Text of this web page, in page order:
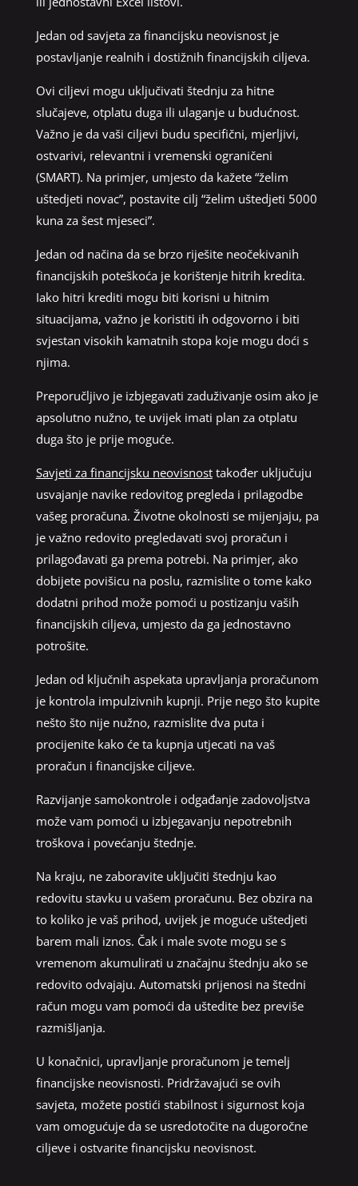
Jedan od savjeta za financijsku neovisnost je
postavljanje realnih i dostižnih financijskih ciljeva.
Ovi ciljevi mogu uključivati ​​štednju za hitne
slučajeve, otplatu duga ili ulaganje u budućnost.
Važno je da vaši ciljevi budu specifični, mjerljivi,
ostvarivi, relevantni i vremenski ograničeni
(SMART). Na primjer, umjesto da kažete “želim
uštedjeti novac”, postavite cilj “želim uštedjeti 5000
kuna za šest mjeseci”.
Jedan od načina da se brzo riješite neočekivanih
financijskih poteškoća je korištenje hitrih kredita.
Iako hitri krediti mogu biti korisni u hitnim
situacijama, važno je koristiti ih odgovorno i biti
svjestan visokih kamatnih stopa koje mogu doći s
njima.
Preporučljivo je izbjegavati zaduživanje osim ako je
apsolutno nužno, te uvijek imati plan za otplatu
duga što je prije moguće.
Savjeti za financijsku neovisnosttakođer uključuju
usvajanje navike redovitog pregleda i prilagodbe
vašeg proračuna. Životne okolnosti se mijenjaju, pa
je važno redovito pregledavati svoj proračun i
prilagođavati ga prema potrebi. Na primjer, ako
dobijete povišicu na poslu, razmislite o tome kako
dodatni prihod može pomoći u postizanju vaših
financijskih ciljeva, umjesto da ga jednostavno
potrošite.
Jedan od ključnih aspekata upravljanja proračunom
je kontrola impulzivnih kupnji. Prije nego što kupite
nešto što nije nužno, razmislite dva puta i
procijenite kako će ta kupnja utjecati na vaš
proračun i financijske ciljeve.
Razvijanje samokontrole i odgađanje zadovoljstva
može vam pomoći u izbjegavanju nepotrebnih
troškova i povećanju štednje.
Na kraju, ne zaboravite uključiti štednju kao
redovitu stavku u vašem proračunu. Bez obzira na
to koliko je vaš prihod, uvijek je moguće uštedjeti
barem mali iznos. Čak i male svote mogu se s
vremenom akumulirati u značajnu štednju ako se
redovito odvajaju. Automatski prijenosi na štedni
račun mogu vam pomoći da uštedite bez previše
razmišljanja.
U konačnici, upravljanje proračunom je temelj
financijske neovisnosti. Pridržavajući se ovih
savjeta, možete postići stabilnost i sigurnost koja
vam omogućuje da se usredotočite na dugoročne
ciljeve i ostvarite financijsku neovisnost.